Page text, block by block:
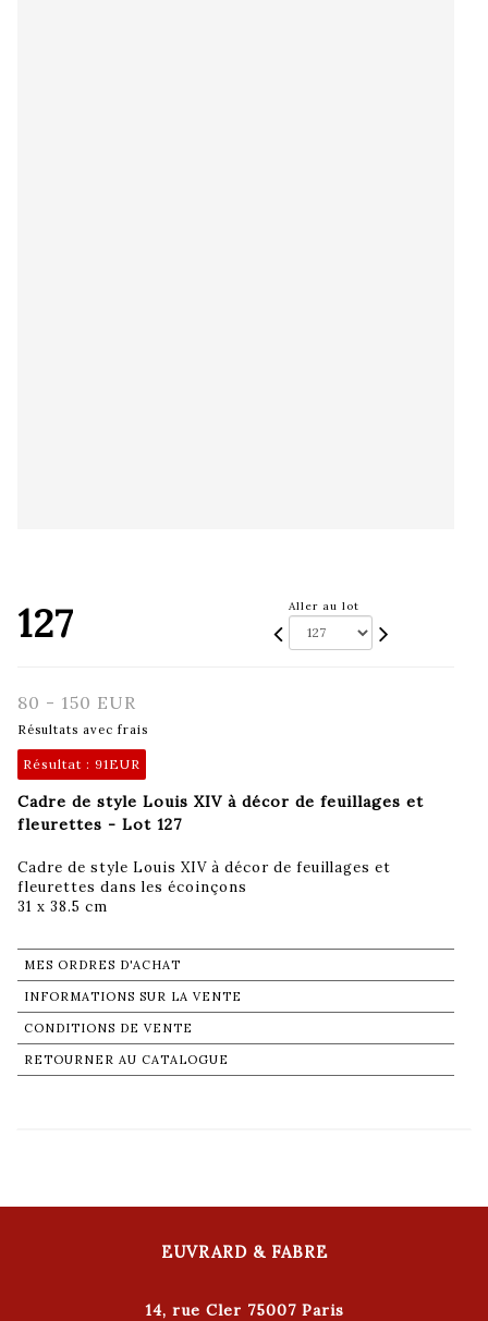
127 Aller au lot
80 - 150 EUR
Résultats avec frais
Résultat : 91EUR
Cadre de style Louis XIV à décor de feuillages et
fleurettes - Lot 127
Cadre de style Louis XIV à décor de feuillages et
fleurettes dans les écoinçons
31 x 38.5 cm
MES ORDRES D'ACHAT
INFORMATIONS SUR LA VENTE
CONDITIONS DE VENTE
RETOURNER AU CATALOGUE
EUVRARD & FABRE
14, rue Cler 75007 Paris